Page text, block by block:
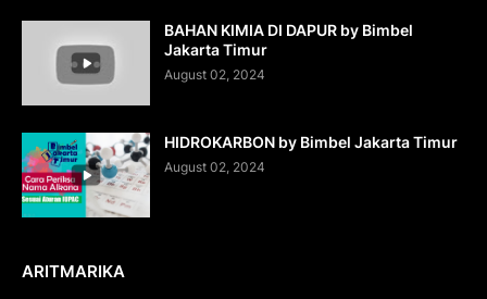
BAHAN KIMIA DI DAPUR by Bimbel
Jakarta Timur
August 02, 2024
HIDROKARBON by Bimbel Jakarta Timur
August 02, 2024
ARITMARIKA